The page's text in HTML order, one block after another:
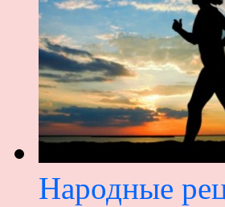
Народные